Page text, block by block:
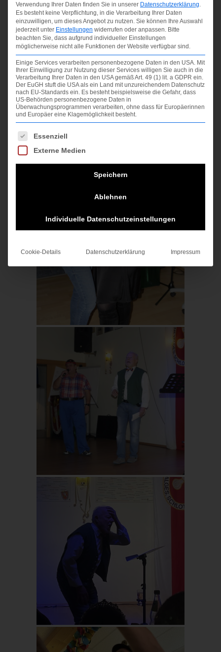
Verwendung Ihrer Daten finden Sie in unserer Datenschutzerklärung
Es besteht keine Verpflichtung, in die Verarbeitung Ihrer Daten
einzuwilligen, um dieses Angebot zu nutzen. Sie können Ihre Auswahl
jederzeit unter Einstellungen widerrufen oder anpassen. Bitte
beachten Sie, dass aufgrund individueller Einstellungen
möglicherweise nicht alle Funktionen der Website verfügbar sind.
Einige Services verarbeiten personenbezogene Daten in den USA. Mit
Ihrer Einwilligung zur Nutzung dieser Services willigen Sie auch in die
Verarbeitung Ihrer Daten in den USA gemäß Art. 49 (1) lit. a GDPR ein.
Der EuGH stuft die USA als ein Land mit unzureichendem Datenschutz
nach EU-Standards ein. Es besteht beispielsweise die Gefahr, dass
US-Behörden personenbezogene Daten in
Überwachungsprogrammen verarbeiten, ohne dass für Europäerinnen
und Europäer eine Klagemöglichkeit besteht.
Es folgt eine Liste der Service-Gruppen, für die
Essenziell
Externe Medien
Speichern
Ablehnen
Individuelle Datenschutzeinstellungen
Cookie-Details Datenschutzerklärung Impressum